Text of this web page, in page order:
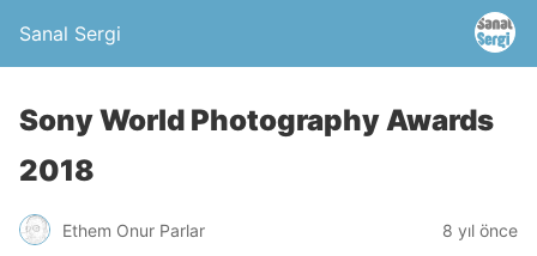
Sanal Sergi
Sony World Photography Awards
2018
Ethem Onur Parlar 8 yıl önce